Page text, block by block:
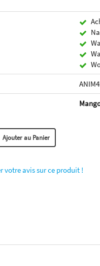
votre avis sur ce produit !